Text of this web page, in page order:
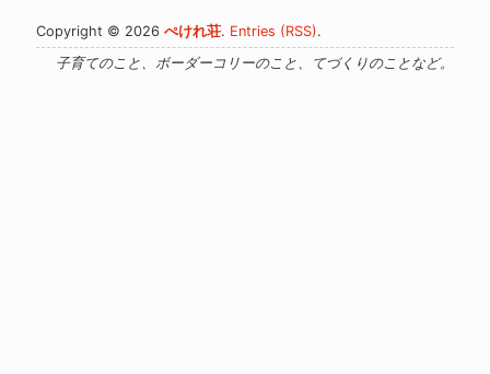
Copyright © 2026ぺけれ荘. Entries (RSS).
子育てのこと、ボーダーコリーのこと、てづくりのことなど。